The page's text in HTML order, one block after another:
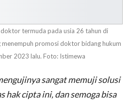
termuda pada usia 26 tahun di
promosi doktor bidang hukum
2023 lalu. Foto: Istimewa
sangat memuji solusi
hak cipta ini, dan semoga bisa